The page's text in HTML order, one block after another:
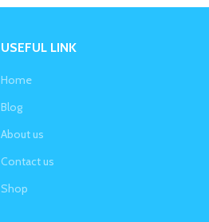
USEFUL LINK
Home
Blog
About us
Contact us
Shop